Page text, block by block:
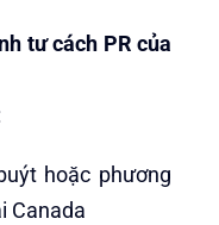
tư cách PR của
hoặc phương
Canada